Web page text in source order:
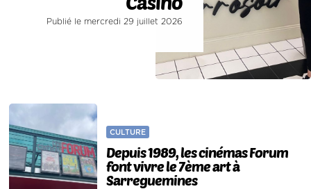
Publié le mercredi 29 juillet 2026
CULTURE
Depuis 1989, les cinémas Forum
font vivre le 7ème art à
Sarreguemines